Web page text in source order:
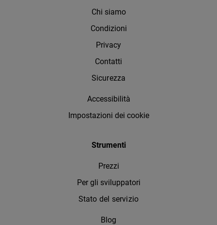
Chi siamo
Condizioni
Privacy
Contatti
Sicurezza
Accessibilità
Impostazioni dei cookie
Strumenti
Prezzi
Per gli sviluppatori
Stato del servizio
Blog